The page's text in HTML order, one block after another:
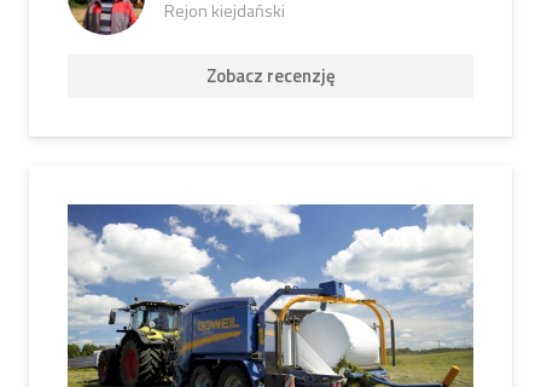
Rejon kiejdański
Zobacz recenzję